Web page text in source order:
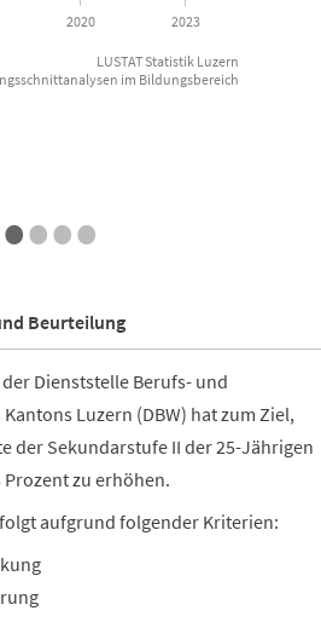
2020 2023
LUSTAT Statistik Luzern
im Bildungsbereich
••••
Beurteilung
Dienststelle Berufs- und
Luzern (DBW) hat zum Ziel,
der Sekundarstufe II der 25-Jährigen
zu erhöhen.
aufgrund folgender Kriterien: